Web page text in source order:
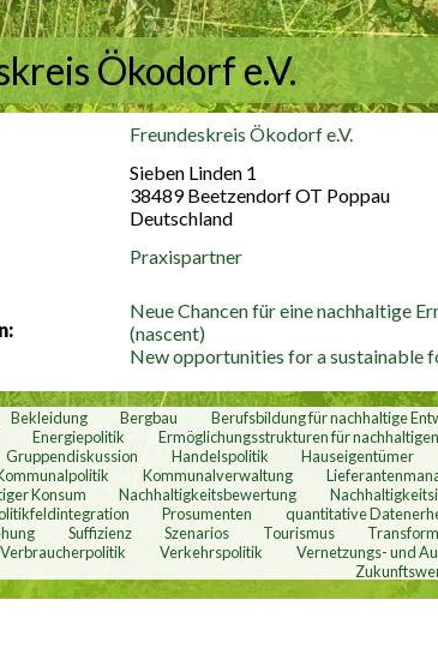
Ökodorf e.V.
Freundeskreis Ökodorf e.V.
Sieben Linden 1
38489 Beetzendorf OT Poppau
Deutschland
Praxispartner
Neue Chancen für eine nachhaltige
(nascent)
New opportunities for a sustainable
Bekleidung Bergbau Berufsbildung für nachhaltige
Energiepolitik Ermöglichungsstrukturen für
Gruppendiskussion Handelspolitik Hauseigentümer
Kommunalverwaltung
Konsum Nachhaltigkeitsbewertung
Prosumenten quantitative
Suffizienz Szenarios Tourismus
Verbraucherpolitik Verkehrspolitik Vernetzungs- und